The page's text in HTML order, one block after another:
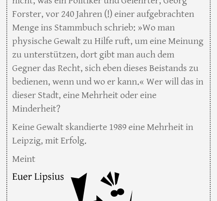
Forster, vor 240 Jahren (!) einer aufgebrachten
Menge ins Stammbuch schrieb: »Wo man
physische Gewalt zu Hilfe ruft, um eine Meinung
zu unterstützen, dort gibt man auch dem
Gegner das Recht, sich eben dieses Beistands zu
bedienen, wenn und wo er kann.« Wer will das in
dieser Stadt, eine Mehrheit oder eine
Minderheit?
Keine Gewalt skandierte 1989 eine Mehrheit in
Leipzig, mit Erfolg.
Meint